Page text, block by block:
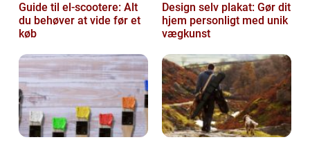
Guide til el-scootere: Alt
du behøver at vide før et
køb
Design selv plakat: Gør dit
hjem personligt med unik
vægkunst